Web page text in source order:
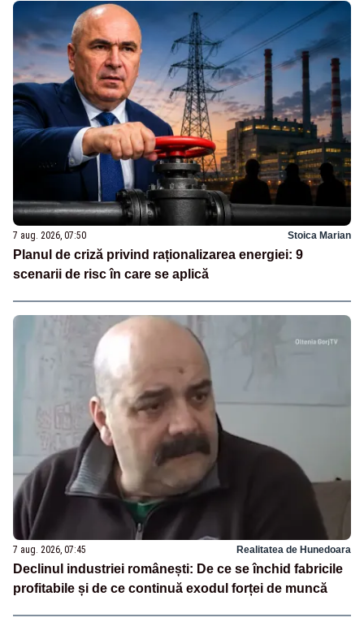
7 aug. 2026, 07:50 Stoica Marian
Planul de criză privind raționalizarea energiei: 9
scenarii de risc în care se aplică
7 aug. 2026, 07:45 Realitatea de Hunedoara
Declinul industriei românești: De ce se închid fabricile
profitabile și de ce continuă exodul forței de muncă